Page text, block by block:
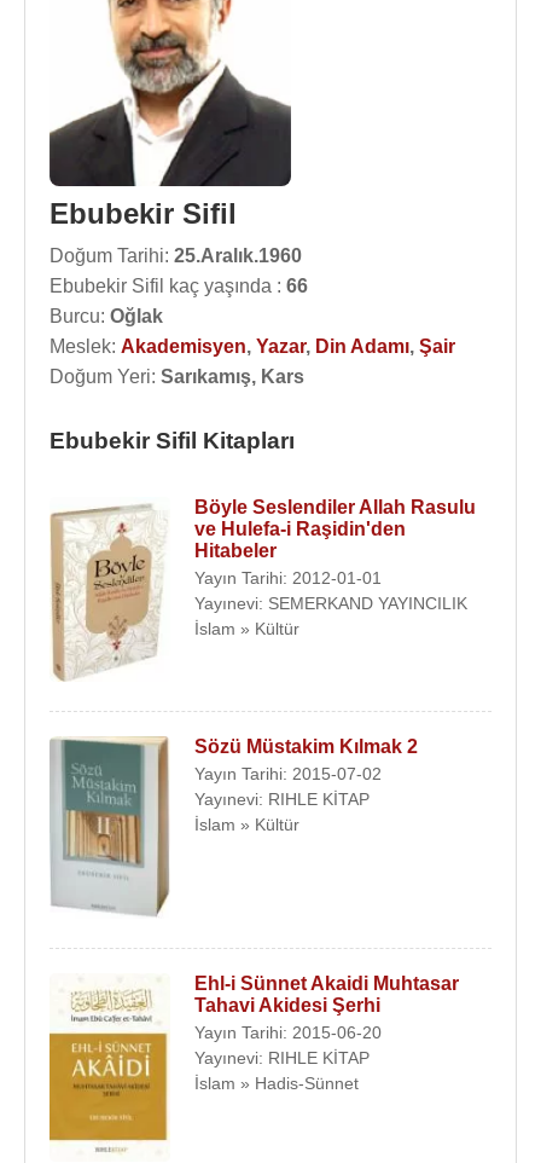
Ebubekir Sifil
Doğum Tarihi: 25.Aralık.1960
Ebubekir Sifil kaç yaşında : 66
Burcu: Oğlak
Meslek: Akademisyen, Yazar, Din Adamı, Şair
Doğum Yeri: Sarıkamış, Kars
Ebubekir Sifil Kitapları
Böyle Seslendiler Allah Rasulu
ve Hulefa-i Raşidin'den
Hitabeler
Yayın Tarihi: 2012-01-01
Yayınevi: SEMERKAND YAYINCILIK
İslam » Kültür
Sözü Müstakim Kılmak 2
Yayın Tarihi: 2015-07-02
Yayınevi: RIHLE KİTAP
İslam » Kültür
Ehl-i Sünnet Akaidi Muhtasar
Tahavi Akidesi Şerhi
Yayın Tarihi: 2015-06-20
Yayınevi: RIHLE KİTAP
İslam » Hadis-Sünnet